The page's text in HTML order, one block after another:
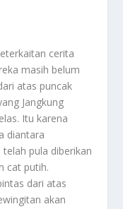
cerita
masih belum
atas puncak
Jangkung
Itu karena
diantara
pula diberikan
cat putih.
dari atas
akan